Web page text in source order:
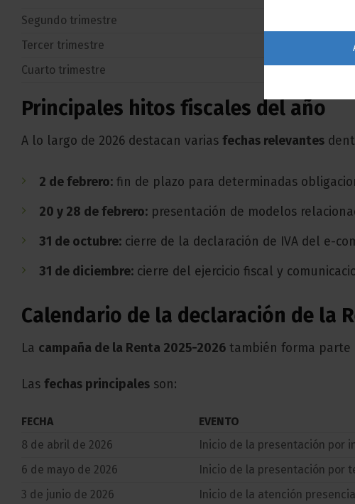
Segundo trimestre
Tercer trimestre
Del 1 al 20
Cuarto trimestre
Principales hitos fiscales del año
A lo largo de 2026 destacan varias fechas relevantes
2 de febrero: fin de plazo para determinadas
20 y 28 de febrero: presentación de modelos
31 de octubre: cierre de la declaración de IVA del e-
31 de diciembre: cierre del ejercicio fiscal y
Calendario de la declaración de la
La campaña de la Renta 2025-2026 también forma parte
Las fechas principales son:
FECHA
EVENTO
8 de abril de 2026
Inicio de la presentación por
6 de mayo de 2026
Inicio de la presentación por
3 de junio de 2026
Inicio de la atención